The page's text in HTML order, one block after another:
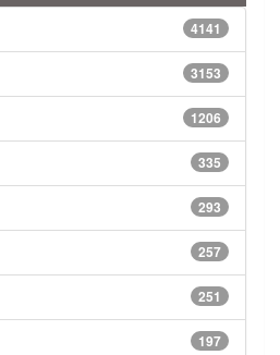
4141
3153
1206
335
293
257
251
197